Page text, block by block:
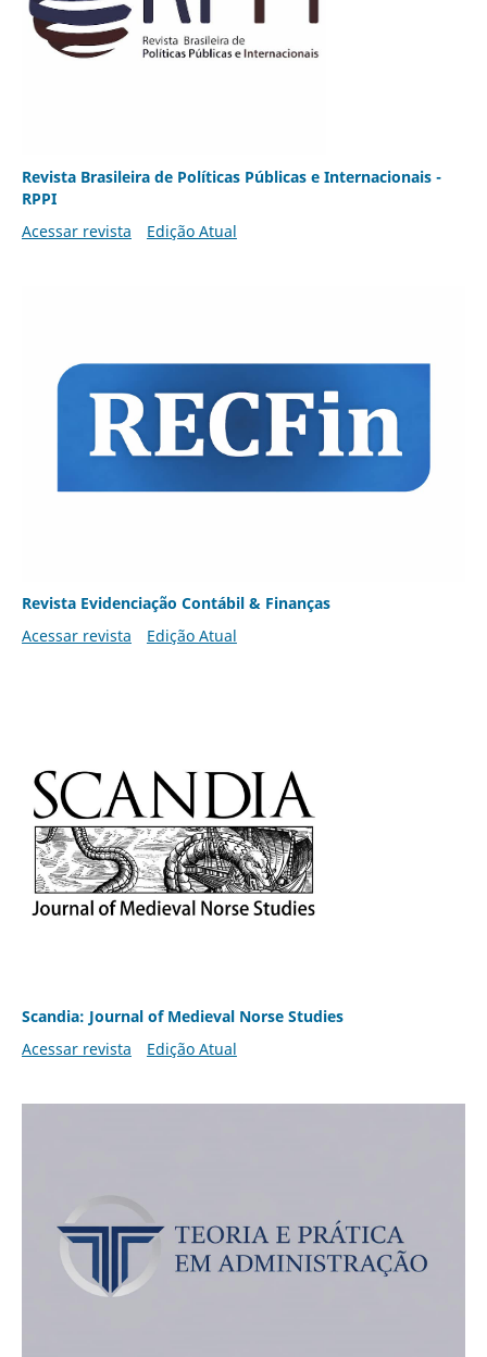
Revista Brasileira de Políticas Públicas e Internacionais -
RPPI
Acessar revista
Edição Atual
Revista Evidenciação Contábil & Finanças
Acessar revista
Edição Atual
Scandia: Journal of Medieval Norse Studies
Acessar revista
Edição Atual